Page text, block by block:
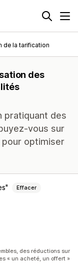
de la tarification
des
pratiquant des
vous sur
optimiser
Effacer
des réductions sur
« un acheté, un offert »